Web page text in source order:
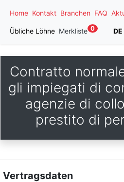
Home Kontakt Branchen FAQ
Übliche Löhne Merkliste 0 DE
Contratto
gli impiegati di
agenzie di
prestito di
Vertragsdaten